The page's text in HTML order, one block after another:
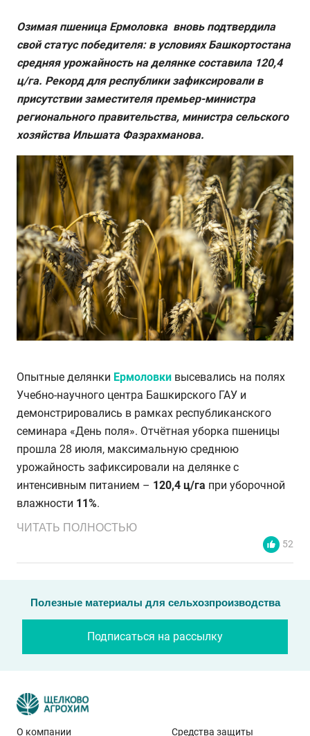
Озимая пшеница Ермоловка вновь подтвердила
свой статус победителя: в условиях Башкортостана
средняя урожайность на делянке составила 120,4
ц/га. Рекорд для республики зафиксировали в
присутствии заместителя премьер-министра
регионального правительства, министра сельского
хозяйства Ильшата Фазрахманова.
Опытные делянки Ермоловки высевались на полях
Учебно-научного центра Башкирского ГАУ и
демонстрировались в рамках республиканского
семинара «День поля». Отчётная уборка пшеницы
прошла 28 июля, максимальную среднюю
урожайность зафиксировали на делянке с
интенсивным питанием – 120,4 ц/га при уборочной
влажности 11%.
ЧИТАТЬ ПОЛНОСТЬЮ
52
Полезные материалы для сельхозпроизводства
Подписаться на рассылку
О компании
Средства защиты